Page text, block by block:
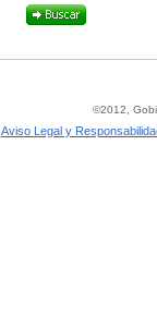
©2012,
Aviso Legal y